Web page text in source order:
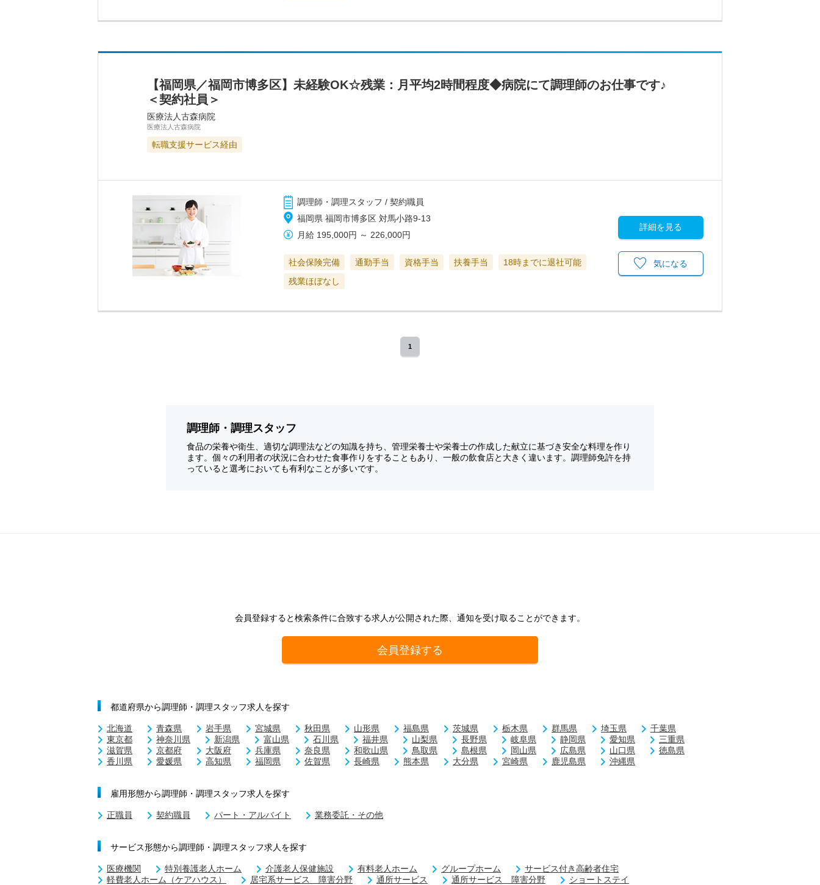
【福岡県／福岡市博多区】未経験OK☆残業：月平均2時間程度◆病院にて調理師のお仕事です♪
＜契約社員＞
医療法人古森病院
医療法人古森病院
転職支援サービス経由
調理師・調理スタッフ / 契約職員
福岡県 福岡市博多区 対馬小路9-13
月給 195,000円 ～ 226,000円
社会保険完備 通勤手当 資格手当 扶養手当
18時までに退社可能
残業ほぼなし
詳細を見る
気になる
1
調理師・調理スタッフ
食品の栄養や衛生、適切な調理法などの知識を持ち、管理栄養士や栄養士の作成した献立に基づき安全な料理を作り
ます。個々の利用者の状況に合わせた食事作りをすることもあり、一般の飲食店と大きく違います。調理師免許を持
っていると選考においても有利なことが多いです。
会員登録すると検索条件に合致する求人が公開された際、通知を受け取ることができます。
会員登録する
都道府県から調理師・調理スタッフ求人を探す
北海道 青森県 岩手県 宮城県 秋田県 山形県 福島県 茨城県 栃木県 群馬県 埼玉県
千葉県
東京都
神奈川県 新潟県 富山県 石川県 福井県 山梨県 長野県 岐阜県 静岡県 愛知県
三重県
滋賀県
京都府 大阪府 兵庫県 奈良県 和歌山県 鳥取県 島根県 岡山県 広島県 山口県
徳島県
香川県
愛媛県 高知県 福岡県 佐賀県 長崎県 熊本県 大分県 宮崎県 鹿児島県 沖縄県
雇用形態から調理師・調理スタッフ求人を探す
正職員 契約職員 パート・アルバイト 業務委託・その他
サービス形態から調理師・調理スタッフ求人を探す
医療機関 特別養護老人ホーム 介護老人保健施設 有料老人ホーム グループホーム
サービス付き高齢者住宅
軽費老人ホーム（ケアハウス）
居宅系サービス 障害分野 通所サービス 通所サービス 障害分野 ショートステイ